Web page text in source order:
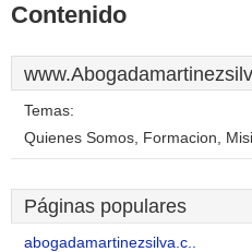
Contenido
Temas:
Quienes Somos, Formacion,
Páginas populares
abogadamartinezsilva.c..